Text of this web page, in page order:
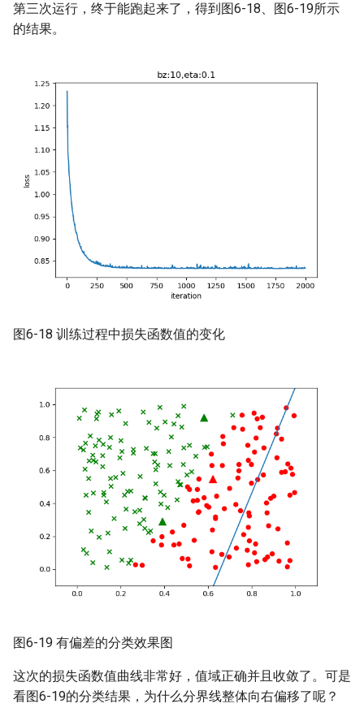
第三次运行，终于能跑起来了，得到图6-18、图6-19所示
的结果。
图6-18 训练过程中损失函数值的变化
图6-19 有偏差的分类效果图
这次的损失函数值曲线非常好，值域正确并且收敛了。可是
看图6-19的分类结果，为什么分界线整体向右偏移了呢？